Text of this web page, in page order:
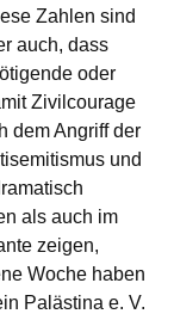
Zahlen sind
auch, dass
oder
Zivilcourage
dem Angriff der
und
als auch im
zeigen,
Woche haben
Palästina e. V.